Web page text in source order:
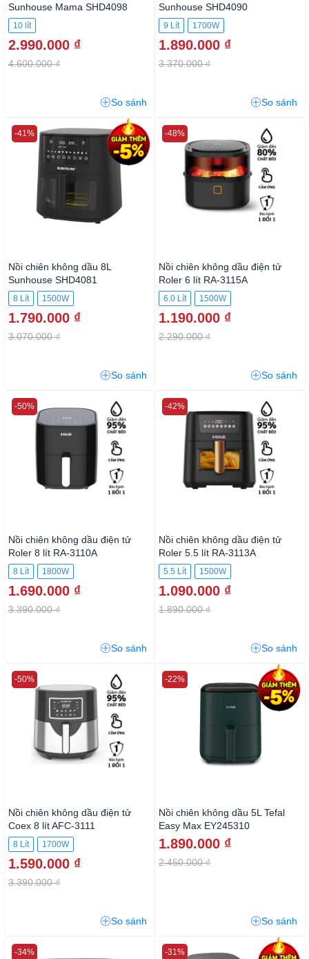
Sunhouse Mama SHD4098
10 lít
2.990.000 ₫
4.600.000 ₫
So sánh
Sunhouse SHD4090
9 Lít 1700W
1.890.000 ₫
3.370.000 ₫
So sánh
Nồi chiên không dầu 8L
Sunhouse SHD4081
8 Lít 1500W
1.790.000 ₫
3.070.000 ₫
-41%
So sánh
Nồi chiên không dầu điện tử
Roler 6 lít RA-3115A
6.0 Lít 1500W
1.190.000 ₫
2.290.000 ₫
-48%
So sánh
Nồi chiên không dầu điện tử
Roler 8 lít RA-3110A
8 Lít 1800W
1.690.000 ₫
3.390.000 ₫
-50%
So sánh
Nồi chiên không dầu điện tử
Roler 5.5 lít RA-3113A
5.5 Lít 1500W
1.090.000 ₫
1.890.000 ₫
-42%
So sánh
Nồi chiên không dầu điện tử
Coex 8 lít AFC-3111
8 Lít 1700W
1.590.000 ₫
3.390.000 ₫
-50%
So sánh
Nồi chiên không dầu 5L Tefal
Easy Max EY245310
1.890.000 ₫
2.450.000 ₫
-22%
So sánh
-34% -31%